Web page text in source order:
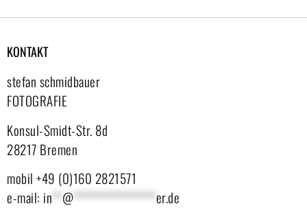
KONTAKT
stefan schmidbauer
FOTOGRAFIE
Konsul-Smidt-Str. 8d
28217 Bremen
mobil +49 (0)160 2821571
e-mail: in**@****************er.de